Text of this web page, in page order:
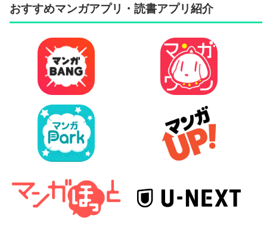
おすすめマンガアプリ・読書アプリ紹介